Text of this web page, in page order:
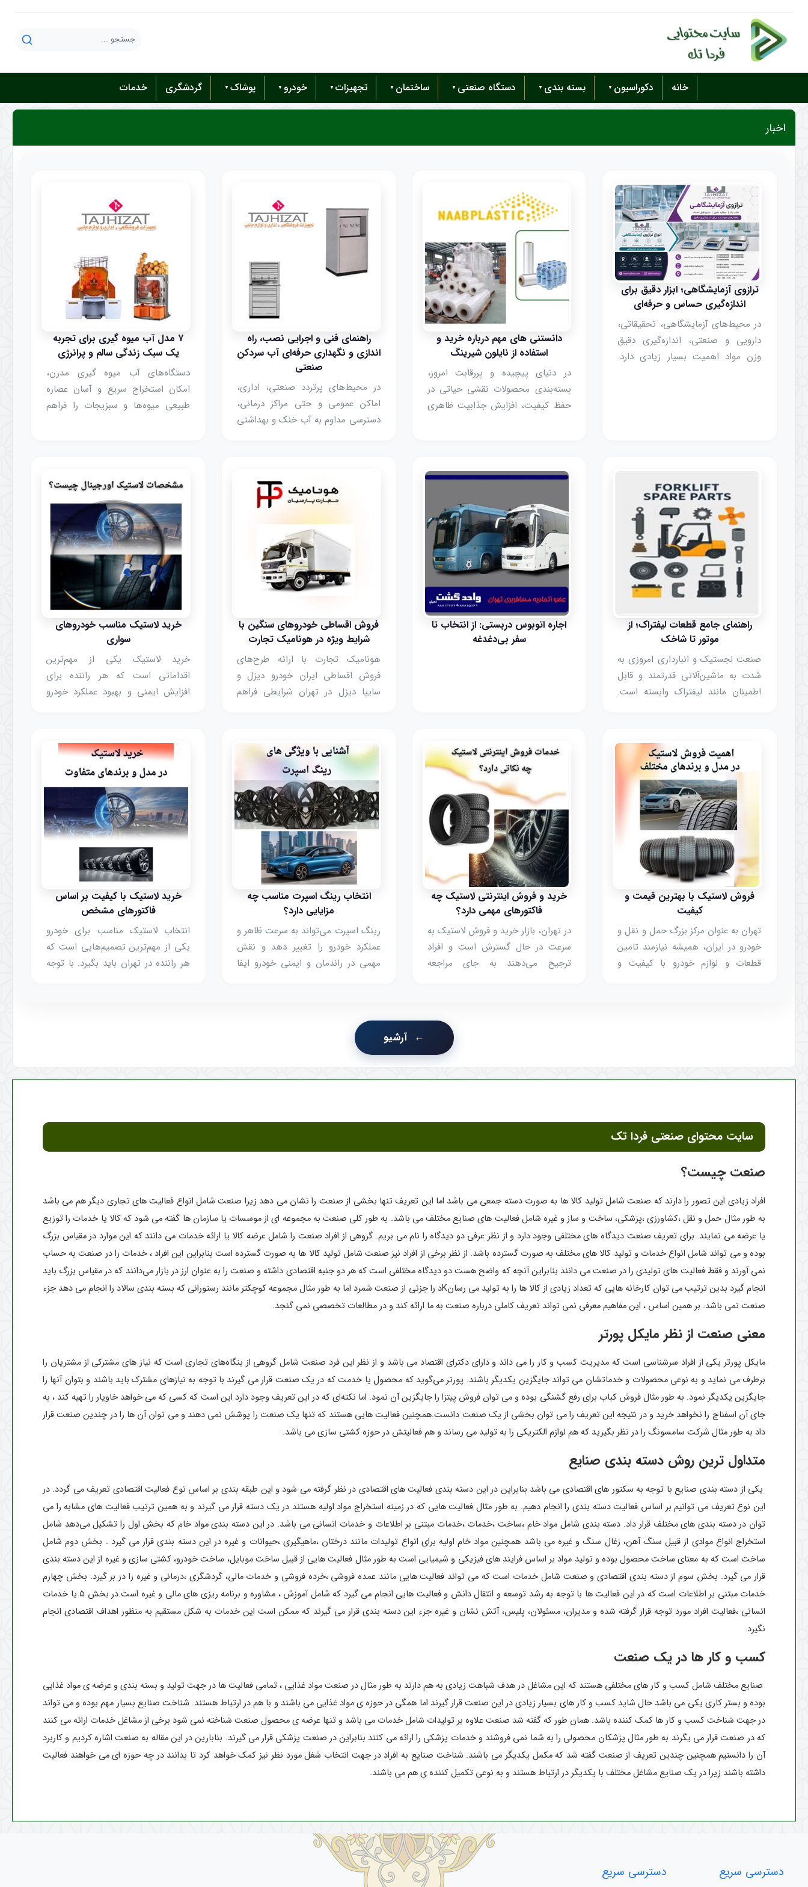
خانه دکوراسیون بسته بندی دستگاه صنعتی ساختمان تجهیزات خودرو پوشاک گردشگری خدمات
اخبار
ترازوی آزمایشگاهی؛ ابزار دقیق برای
اندازه‌گیری حساس و حرفه‌ای
در محیط‌های آزمایشگاهی، تحقیقاتی،
دارویی و صنعتی، اندازه‌گیری دقیق
وزن مواد اهمیت بسیار زیادی دارد.
دانستنی های مهم درباره خرید و
استفاده از نایلون شیرینگ
در دنیای پیچیده و پررقابت امروز،
بسته‌بندی محصولات نقشی حیاتی در
حفظ کیفیت، افزایش جذابیت ظاهری
دلیل ویژگی‌های منحصر به فرد خود،
مختلف پیدا کند.
راهنمای فنی و اجرایی نصب، راه
اندازی و نگهداری حرفه‌ای آب سردکن
صنعتی
در محیط‌های پرتردد صنعتی، اداری،
اماکن عمومی و حتی مراکز درمانی،
دسترسی مداوم به آب خنک و بهداشتی
رفاهی ساده، نقش مؤثری در حفظ
سلامت پرسنل، افزایش رضایت
۷ مدل آب میوه گیری برای تجربه
یک سبک زندگی سالم و پرانرژی
دستگاه‌های آب میوه گیری مدرن،
امکان استخراج سریع و آسان عصاره
طبیعی میوه‌ها و سبزیجات را فراهم
می‌شود
راهنمای جامع قطعات لیفتراک؛ از
موتور تا شاخک
صنعت لجستیک و انبارداری امروزی به
شدت به ماشین‌آلاتی قدرتمند و قابل
اطمینان مانند لیفتراک وابسته است.
نهایت سودآوری کسب‌وکار تأثیر
می‌گذارد. قلب تپنده این عملیات،
نگهداری پیشگیرانه و تعمیرات به موقع
است که خود وابسته به درک ع ...
اجاره اتوبوس دربستی: از انتخاب تا
سفر بی‌دغدغه
فروش اقساطی خودروهای سنگین با
شرایط ویژه در هونامیک تجارت
هونامیک تجارت با ارائه طرح‌های
فروش اقساطی ایران خودرو دیزل و
سایپا دیزل در تهران شرایطی فراهم
شده، خودرو سنگین مورد نیاز خود را
تهیه کنند
خرید لاستیک مناسب خودروهای
سواری
خرید لاستیک یکی از مهم‌ترین
اقداماتی است که هر راننده برای
افزایش ایمنی و بهبود عملکرد خودرو
کاهش مصرف سوخت و طولانی‌تر شدن
عمر سیستم تعلیق می‌شود.
فروش لاستیک با بهترین قیمت و
کیفیت
تهران به عنوان مرکز بزرگ حمل و نقل و
خودرو در ایران، همیشه نیازمند تامین
قطعات و لوازم خودرو با کیفیت و
خرید و فروش اینترنتی لاستیک چه
فاکتورهای مهمی دارد؟
در تهران، بازار خرید و فروش لاستیک به
سرعت در حال گسترش است و افراد
ترجیح می‌دهند به جای مراجعه
انتخاب رینگ اسپرت مناسب چه
مزایایی دارد؟
رینگ اسپرت می‌تواند به سرعت ظاهر و
عملکرد خودرو را تغییر دهد و نقش
مهمی در راندمان و ایمنی خودرو ایفا
اهمیت زیادی دارد.
خرید لاستیک با کیفیت بر اساس
فاکتورهای مشخص
انتخاب لاستیک مناسب برای خودرو
یکی از مهم‌ترین تصمیم‌هایی است که
هر راننده در تهران باید بگیرد. با توجه
آرشیو
سایت محتوای صنعتی فردا تک
صنعت چیست؟
افراد زیادی این تصور را دارند که صنعت شامل تولید کالا ها به صورت دسته جمعی می باشد اما این تعریف تنها بخشی از صنعت را نشان می ‌دهد زیرا صنعت شامل انواع فعالیت های تجاری دیگر هم می باشد
به طور مثال حمل و نقل ،کشاورزی ،پزشکی، ساخت و ساز و غیره شامل فعالیت های صنایع مختلف می باشد. به طور کلی صنعت به مجموعه ‌ای از موسسات یا سازمان ها گفته می شود که کالا یا خدمات را توزیع
یا عرضه می نمایند. برای تعریف صنعت دیدگاه های مختلفی وجود دارد و از نظر عرفی دو دیدگاه را نام می بریم. گروهی از افراد صنعت را شامل عرضه کالا یا ارائه خدمات می دانند که این موارد در مقیاس بزرگ
بوده و می تواند شامل انواع خدمات و تولید کالا های مختلف به صورت گسترده باشد. از نظر برخی از افراد نیز صنعت شامل تولید کالا ها به صورت گسترده است بنابراین این افراد ، خدمات را در صنعت به حساب
نمی آورند و فقط فعالیت های تولیدی را در صنعت می دانند بنابراین آنچه که واضح هست دو دیدگاه مختلفی است که هر دو جنبه اقتصادی داشته و صنعت را به عنوان ارز در بازار می‌دانند که در مقیاس بزرگ باید
انجام گیرد بدین ترتیب می توان کارخانه هایی که تعداد زیادی از کالا ها را به تولید می رسانKد را جزئی از صنعت شمرد اما به طور مثال مجموعه کوچکتر مانند رستورانی که بسته بندی سالاد را انجام می دهد جزء
صنعت نمی باشد. بر همین اساس ، این مفاهیم معرفی نمی تواند تعریف کاملی درباره صنعت به ما ارائه کند و در مطالعات تخصصی نمی گنجد.
معنی صنعت از نظر مایکل پورتر
مایکل پورتر یکی از افراد سرشناسی است که مدیریت کسب و کار را می داند و دارای دکترای اقتصاد می‌ باشد و از نظر این فرد صنعت شامل گروهی از بنگاه‌های تجاری است که نیاز های مشترکی از مشتریان را
برطرف می نماید و به نوعی محصولات و خدماتشان می ‌تواند جایگزین یکدیگر باشند. پورتر می‌گوید که محصول یا خدمت که در یک صنعت قرار می گیرند با توجه به نیازهای مشترک باید باشند و بتوان آنها را
جایگزین یکدیگر نمود. به طور مثال فروش کباب برای رفع گشنگی بوده و می توان فروش پیتزا را جایگزین آن نمود. اما نکته‌ای که در این تعریف وجود دارد این است که کسی که می خواهد خاویار را تهیه کند ، به
جای آن اسفناج را نخواهد خرید و در نتیجه این تعریف را می توان بخشی از یک صنعت دانست.همچنین فعالیت هایی هستند که تنها یک صنعت را پوشش نمی دهند و می توان آن ها را در چندین صنعت قرار
داد به طور مثال شرکت سامسونگ را در نظر بگیرید که هم لوازم الکتریکی را به تولید می رساند و هم فعالیتش در حوزه کشتی سازی می باشد.
متداول ترین روش دسته بندی صنایع
یکی از دسته بندی صنایع با توجه به سکتور های اقتصادی می باشد بنابراین در این دسته بندی فعالیت های اقتصادی در نظر گرفته می‌ شود و این طبقه بندی بر اساس نوع فعالیت اقتصادی تعریف می گردد. در
این نوع تعریف می توانیم بر اساس فعالیت دسته بندی را انجام دهیم. به طور مثال فعالیت هایی که در زمینه استخراج مواد اولیه هستند در یک دسته قرار می گیرند و به همین ترتیب فعالیت های مشابه را می
توان در دسته بندی های مختلف قرار داد. دسته بندی شامل مواد خام ،ساخت ،خدمات ،خدمات مبتنی بر اطلاعات و خدمات انسانی می باشد. در این دسته بندی مواد خام که بخش اول را تشکیل می‌دهد شامل
استخراج انواع موادی از قبیل سنگ آهن، زغال سنگ و غیره می باشد همچنین مواد خام اولیه برای انواع تولیدات مانند درختان ،ماهیگیری ،حیوانات و غیره در این دسته بندی قرار می گیرد . بخش دوم شامل
ساخت است که به معنای ساخت محصول بوده و تولید مواد بر اساس فرایند های فیزیکی و شیمیایی است به طور مثال فعالیت هایی از قبیل ساخت موبایل، ساخت خودرو، کشتی سازی و غیره از این دسته بندی
قرار می گیرد. بخش سوم از دسته بندی اقتصادی و صنعت شامل خدمات است که می تواند فعالیت هایی مانند عمده فروشی ،خرده فروشی و خدمات مالی، گردشگری ،درمانی و غیره را در بر گیرد. بخش چهارم
خدمات مبتنی بر اطلاعات است که در این فعالیت ها با توجه به رشد توسعه و انتقال دانش و فعالیت هایی انجام می گیرد که شامل آموزش ، مشاوره و برنامه ریزی های مالی و غیره است.در بخش ۵ یا خدمات
انسانی ،فعالیت افراد مورد توجه قرار گرفته شده و مدیران، مسئولان، پلیس، آتش نشان و غیره جزء این دسته بندی قرار می گیرند که ممکن است این خدمات به شکل مستقیم به منظور اهداف اقتصادی انجام
نگیرد.
کسب و کار ها در یک صنعت
صنایع مختلف شامل کسب و کار های مختلفی هستند که این مشاغل در هدف شباهت زیادی به هم دارند به طور مثال در صنعت مواد غذایی ، تمامی فعالیت ها در جهت تولید و بسته بندی و عرضه ی مواد غذایی
بوده و بستر کاری یکی می باشد حال شاید کسب و کار های بسیار زیادی در این صنعت قرار گیرند اما همگی در حوزه ی مواد غذایی می باشند و با هم در ارتباط هستند. شناخت صنایع بسیار مهم بوده و می تواند
در جهت شناخت کسب و کار ها کمک کننده باشد. همان طور که گفته شد صنعت علاوه بر تولیدات شامل خدمات می باشد و تنها عرضه ی محصول صنعت شناخته نمی شود برخی از مشاغل خدمات ارائه می کنند
که در صنعت قرار می یگرند به طور مثال پزشکان محصولی را به شما نمی فروشند و خدمات پزشکی را ارائه می کنند بنابراین در صنعت پزشکی قرار می گیرند. بنابارین در این مقاله به صنعت اشاره کردیم و کاربرد
آن را دانستیم همچنین چندین تعریف از صنعت گفته شد که مکمل یکدیگر می باشند. شناخت صنایع به افراد در جهت انتخاب شغل مورد نظر نیز کمک خواهد کرد تا بدانند در چه حوزه ای می خواهند فعالیت
داشته باشند زیرا در یک صنایع مشاغل مختلف با یکدیگر در ارتباط هستند و به نوعی تکمیل کننده ی هم می باشند.
دسترسی سریع دسترسی سریع